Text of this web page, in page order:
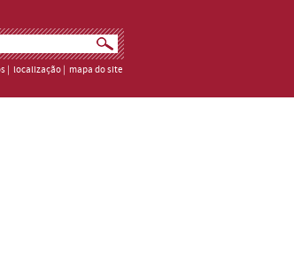
localização mapa do site